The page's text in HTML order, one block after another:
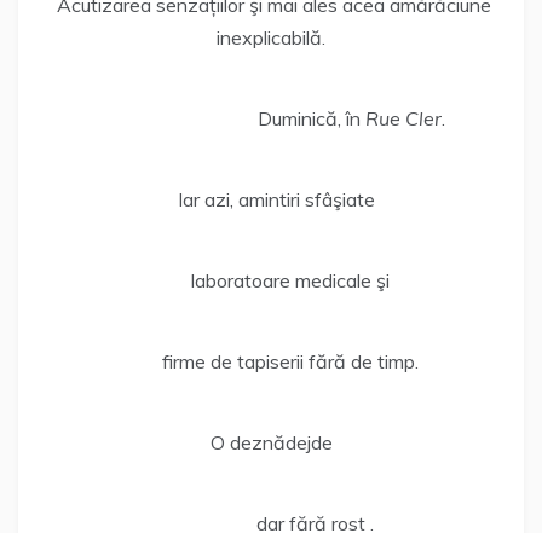
Acutizarea senzațiilor şi mai ales acea amărăciune
inexplicabilă.
Duminică, în Rue Cler.
Iar azi, amintiri sfâşiate
laboratoare medicale şi
firme de tapiserii fără de timp.
O deznădejde
dar fără rost .